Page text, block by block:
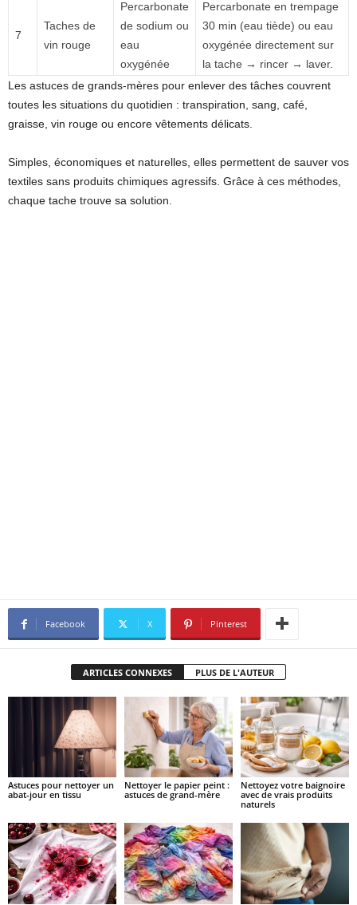
7
Taches de
vin rouge
Percarbonate
de sodium ou
eau
oxygénée
Percarbonate en trempage
30 min (eau tiède) ou eau
oxygénée directement sur
la tache → rincer → laver.
Les astuces de grands-mères pour enlever des tâches couvrent
toutes les situations du quotidien : transpiration, sang, café,
graisse, vin rouge ou encore vêtements délicats.
Simples, économiques et naturelles, elles permettent de sauver vos
textiles sans produits chimiques agressifs. Grâce à ces méthodes,
chaque tache trouve sa solution.
Facebook X Pinterest
ARTICLES CONNEXES PLUS DE L'AUTEUR
Astuces pour nettoyer un
abat-jour en tissu
Nettoyer le papier peint :
astuces de grand-mère
Nettoyez votre baignoire
avec de vrais produits
naturels